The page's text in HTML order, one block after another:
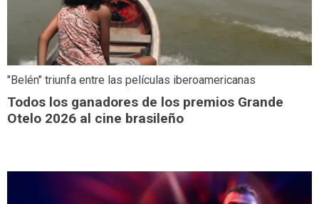
"Belén" triunfa entre las películas iberoamericanas
Todos los ganadores de los premios Grande
Otelo 2026 al cine brasileño